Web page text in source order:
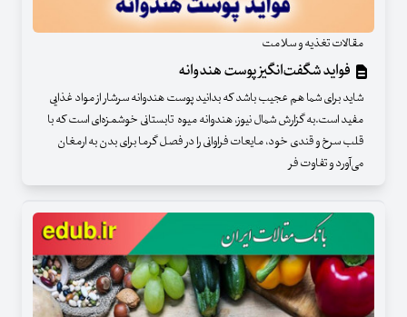
مقالات تغذیه و سلامت
فواید شگفت‌انگیز پوست هندوانه
شاید برای شما هم عجیب باشد که بدانید پوست هندوانه سرشار از مواد غذایی
مفید است.به گزارش شمال نیوز، هندوانه میوه‌ تابستانی خوشمزه‌ای است که با
قلب سرخ و قندی خود، مایعات فراوانی را در فصل گرما برای بدن به ارمغان
می‌آورد و تفاوت فر